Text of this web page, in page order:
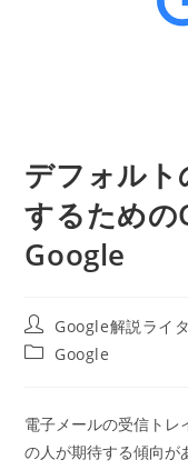
デフォルト
するため
Google
投
稿
者:
Google解説ライ
投
テ
ゴ
リ
Google
電子メールの受信トレ
の人が期待する傾向が